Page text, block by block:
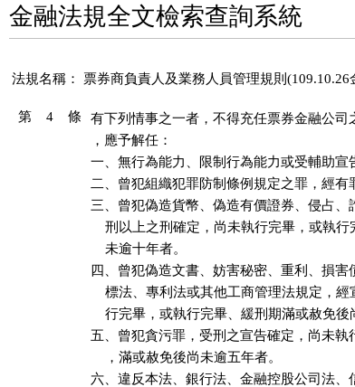
金融法規全文檢索查詢系統
法規名稱： 票券商負責人及業務人員管理規則
第 4 條
有下列情事之一者，不得充任票券金融公
，應予解任：
一、無行為能力、限制行為能力或受輔助宣
二、曾犯組織犯罪防制條例規定之罪，經有
三、曾犯偽造貨幣、偽造有價證券、侵占、
刑以上之刑確定，尚未執行完畢，或執
    未逾十年者。
四、曾犯偽造文書、妨害秘密、重利、損
標法、專利法或其他工商管理法規定，
行完畢，或執行完畢、緩刑期滿或赦免後
五、曾犯貪污罪，受刑之宣告確定，尚未執
    ，滿或赦免後尚未逾五年者。
六、違反本法、銀行法、金融控股公司法、